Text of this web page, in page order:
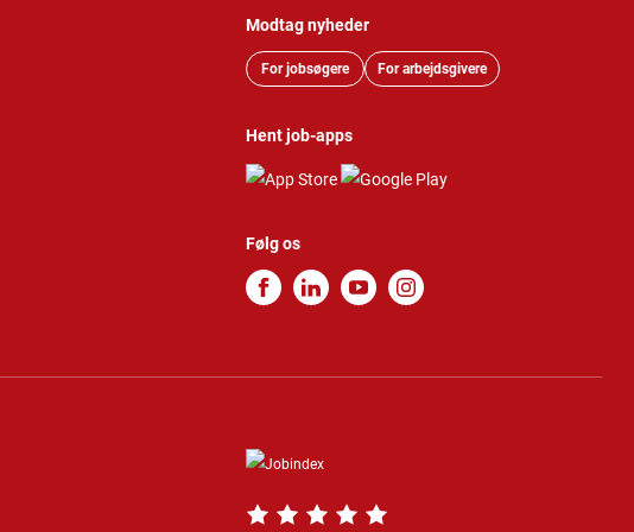
Modtag nyheder
For jobsøgere For arbejdsgivere
Hent job-apps
Følg os